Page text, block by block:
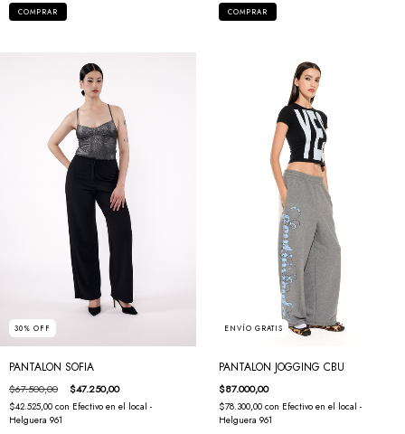
COMPRAR COMPRAR
30% OFF
PANTALON SOFIA
$67.500,00 $47.250,00
$42.525,00 con Efectivo en el local -
Helguera 961
ENVÍO GRATIS
PANTALON JOGGING CBU
$87.000,00
$78.300,00 con Efectivo en el local -
Helguera 961